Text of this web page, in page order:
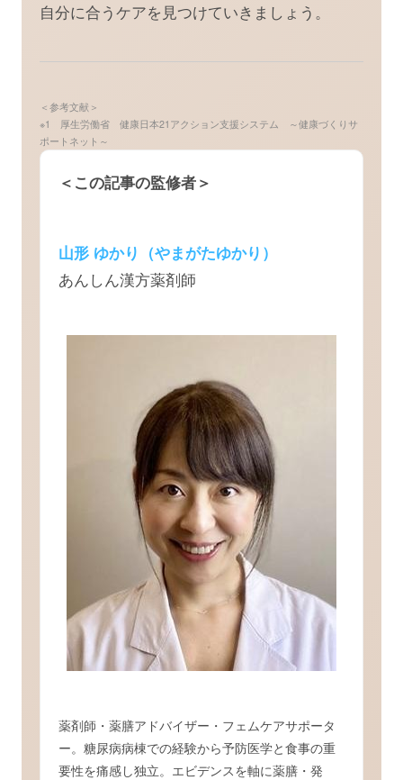
自分に合うケアを見つけていきましょう。
＜参考文献＞
※1 厚生労働省 健康日本21アクション支援システム ～健康づくりサ
ポートネット～
＜この記事の監修者＞
山形 ゆかり（やまがたゆかり）
あんしん漢方薬剤師
薬剤師・薬膳アドバイザー・フェムケアサポータ
ー。糖尿病病棟での経験から予防医学と食事の重
要性を痛感し独立。エビデンスを軸に薬膳・発